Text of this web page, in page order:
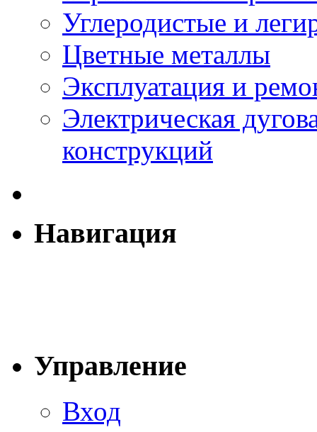
Углеродистые и
Цветные металлы
Эксплуатация и
Электрическая
конструкций
Навигация
Управление
Вход